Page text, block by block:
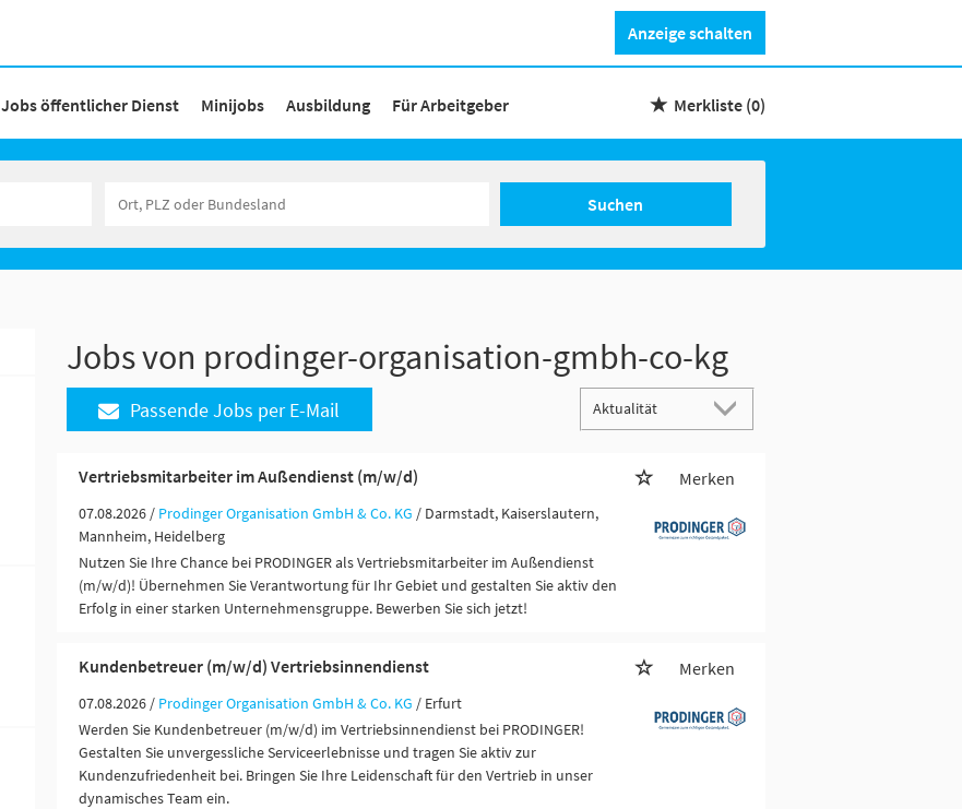
Anzeige schalten
Jobs öffentlicher Dienst Minijobs Ausbildung Für Arbeitgeber Merkliste (0)
Suchen
Jobs von prodinger-organisation-gmbh-co-kg
Passende Jobs per E-Mail
Vertriebsmitarbeiter im Außendienst (m/w/d) Merken
07.08.2026 / Prodinger Organisation GmbH & Co. KG / Darmstadt, Kaiserslautern,
Mannheim, Heidelberg
Nutzen Sie Ihre Chance bei PRODINGER als Vertriebsmitarbeiter im Außendienst
(m/w/d)! Übernehmen Sie Verantwortung für Ihr Gebiet und gestalten Sie aktiv den
Erfolg in einer starken Unternehmensgruppe. Bewerben Sie sich jetzt!
Kundenbetreuer (m/w/d) Vertriebsinnendienst Merken
07.08.2026 / Prodinger Organisation GmbH & Co. KG / Erfurt
Werden Sie Kundenbetreuer (m/w/d) im Vertriebsinnendienst bei PRODINGER!
Gestalten Sie unvergessliche Serviceerlebnisse und tragen Sie aktiv zur
Kundenzufriedenheit bei. Bringen Sie Ihre Leidenschaft für den Vertrieb in unser
dynamisches Team ein.